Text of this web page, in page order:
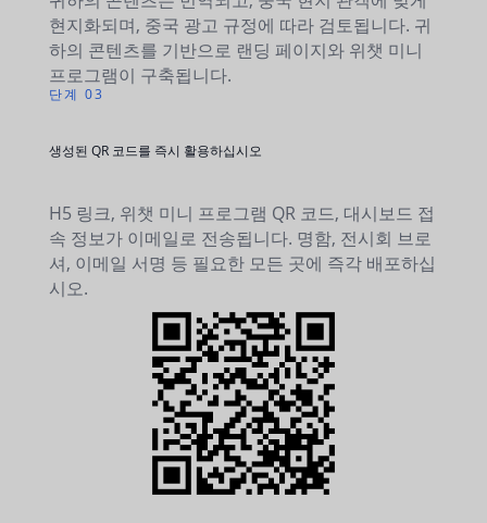
현지화되며, 중국 광고 규정에 따라 검토됩니다. 귀
하의 콘텐츠를 기반으로 랜딩 페이지와 위챗 미니
프로그램이 구축됩니다.
단계 03
생성된 QR 코드를 즉시 활용하십시오
H5 링크, 위챗 미니 프로그램 QR 코드, 대시보드 접
속 정보가 이메일로 전송됩니다. 명함, 전시회 브로
셔, 이메일 서명 등 필요한 모든 곳에 즉각 배포하십
시오.